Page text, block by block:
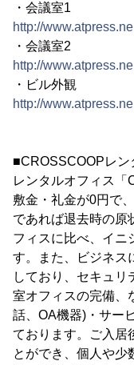
・会議室1
http://
・会議室2
http://
・ビル外観
http://
■CROSSCOOPレン
レンタルオフィス「
敷金・礼金が0円で
であれば退去時の原
フィスに比べ、イニ
す。また、ビジネス
しており、セキュリ
室オフィスの完備、
話、OA機器)・サー
ております。ご入居
とができ、個人や少